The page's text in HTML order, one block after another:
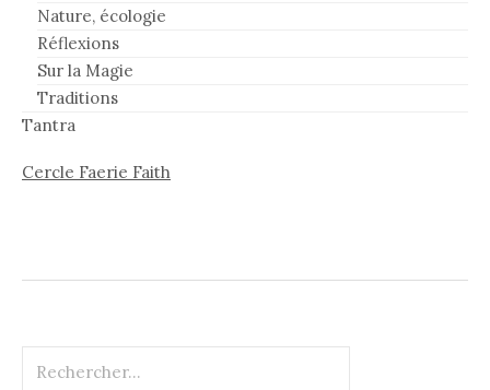
Nature, écologie
Réflexions
Sur la Magie
Traditions
Tantra
Cercle Faerie Faith